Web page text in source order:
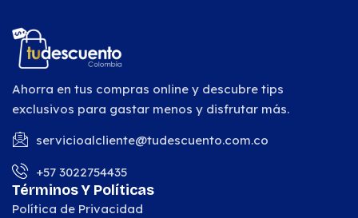
Ahorra en tus compras online y descubre tips
exclusivos para gastar menos y disfrutar más.
servicioalcliente@tudescuento.com.co
+57 3022754435
Términos Y Políticas
Política de Privacidad